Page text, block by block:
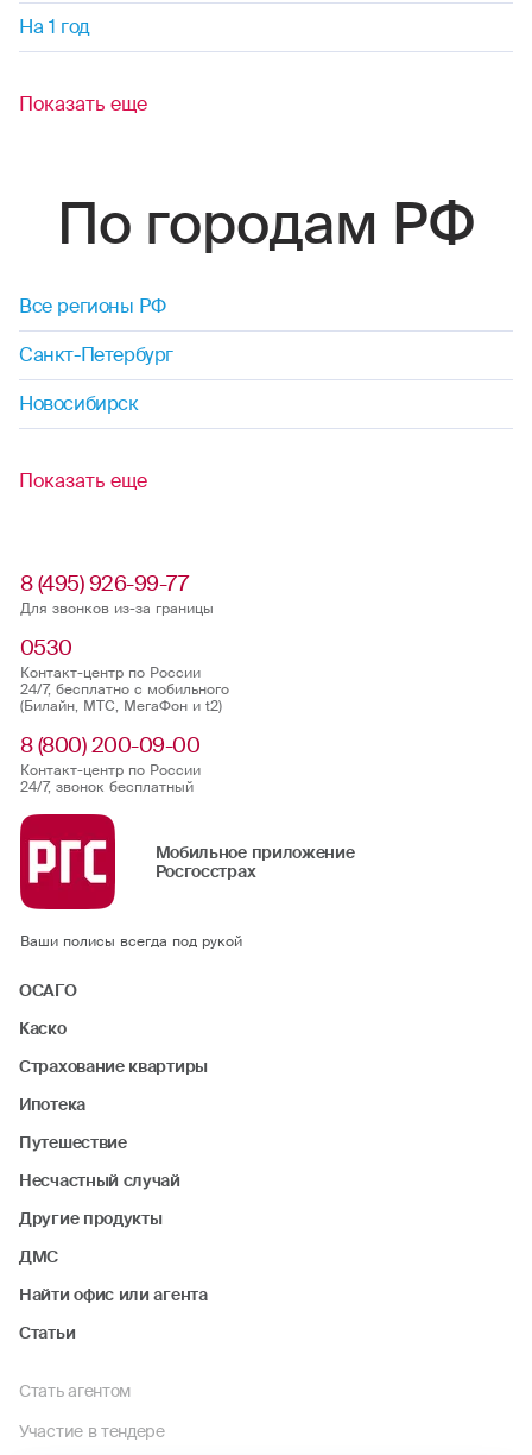
На 1 год
Показать еще
По городам РФ
Все регионы РФ
Санкт-Петербург
Новосибирск
Показать еще
8 (495) 926-99-77
Для звонков из-за границы
0530
Контакт-центр по России
24/7, бесплатно с мобильного
(Билайн, МТС, МегаФон и t2)
8 (800) 200-09-00
Контакт-центр по России
24/7, звонок бесплатный
Мобильное приложение
Росгосстрах
Ваши полисы всегда под рукой
ОСАГО
Каско
Страхование квартиры
Ипотека
Путешествие
Несчастный случай
Другие продукты
ДМС
Найти офис или агента
Статьи
Стать агентом
Участие в тендере